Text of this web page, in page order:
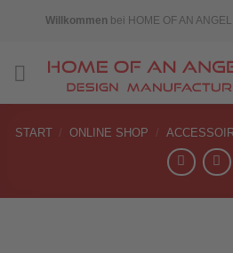
Willkommen bei HOME OF AN
START / ONLINE SHOP /